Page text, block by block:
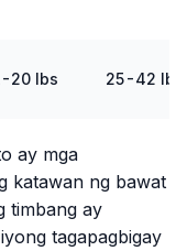
20 lbs 25-42 lbs
ay mga
katawan ng bawat
timbang ay
tagapagbigay